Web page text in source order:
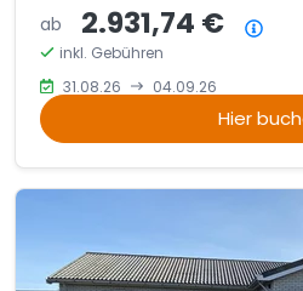
ab 2.931,74 €
inkl. Gebühren
31.08.26
04.09.26
Hier